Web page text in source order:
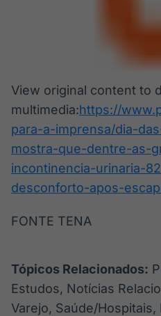
View original content to
multimedia:https://
para-a-imprensa/dia-
mostra-que-dentre-as-
incontinencia-urinaria-
desconforto-apos-
FONTE TENA
Tópicos Relacionados:
Estudos, Notícias
Varejo, Saúde/